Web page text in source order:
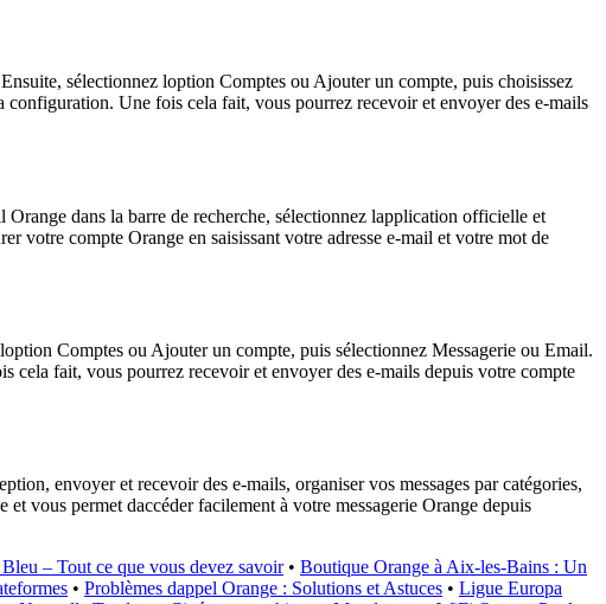
sélectionnez loption Comptes ou Ajouter un compte, puis choisissez
Une fois cela fait, vous pourrez recevoir et envoyer des e-mails
dans la barre de recherche, sélectionnez lapplication officielle et
votre compte Orange en saisissant votre adresse e-mail et votre mot de
Comptes ou Ajouter un compte, puis sélectionnez Messagerie ou Email.
cela fait, vous pourrez recevoir et envoyer des e-mails depuis votre compte
envoyer et recevoir des e-mails, organiser vos messages par catégories,
vous permet daccéder facilement à votre messagerie Orange depuis
– Tout ce que vous devez savoir• Boutique Orange à Aix-les-Bains : Un
• Problèmes dappel Orange : Solutions et Astuces • Ligue Europa